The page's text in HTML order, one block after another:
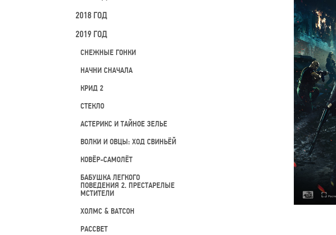
2018 ГОД
2019 ГОД
СНЕЖНЫЕ ГОНКИ
НАЧНИ СНАЧАЛА
КРИД 2
СТЕКЛО
АСТЕРИКС И ТАЙНОЕ ЗЕЛЬЕ
ВОЛКИ И ОВЦЫ: ХОД СВИНЬЁЙ
КОВЁР-САМОЛЁТ
БАБУШКА ЛЕГКОГО
ПОВЕДЕНИЯ 2. ПРЕСТАРЕЛЫЕ
МСТИТЕЛИ
ХОЛМС & ВАТСОН
РАССВЕТ